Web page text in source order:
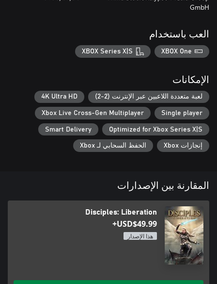
• تحدَّ الزعماء القتلة: اختبر قوتك وحرّض فريقك ضد الوحوش المرعبة،
• الاختيار هو كل شيء: دع قراراتك توجه مصيرك وتؤثر بشكل مباشر
• حارب أصدقاءك: ابذل جهدك في التحدي النهائي وحارب من أجل
التفوق في مناوشات ثنائية اللاعبين عبر الإنترنت
GmbH
العب باستخدام
XBOX One
XBOX Series X|S
الإمكانات
لعبة متعددة اللاعبين عبر الإنترنت (2-2) 4K Ultra HD
Single player
Xbox Live Cross-Gen Multiplayer
Optimized for Xbox Series X|S
Smart Delivery
إنجازات Xbox الحفظ السحابي لـ Xbox
المقارنة بين الإصدارات
Disciples: Liberation
USD$49.99+
هذا الإصدار